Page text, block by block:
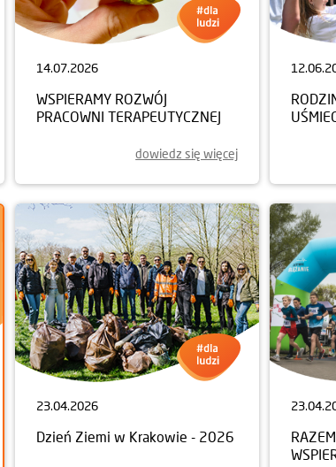
14.07.2026
WSPIERAMY ROZWÓJ
PRACOWNI TERAPEUTYCZNEJ
dowiedz się więcej
23.04.2026
Dzień Ziemi w Krakowie - 2026